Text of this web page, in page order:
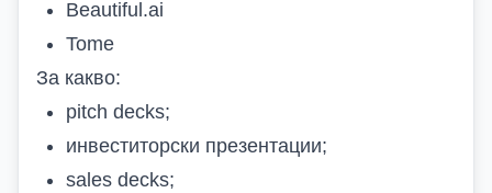
Beautiful.ai
Tome
За какво:
pitch decks;
инвеститорски презентации;
sales decks;